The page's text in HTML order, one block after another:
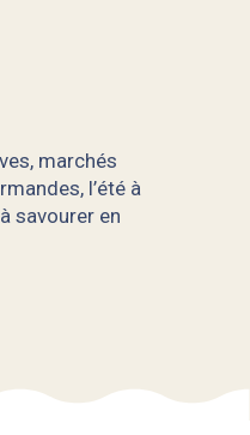
marchés
l’été à
savourer en